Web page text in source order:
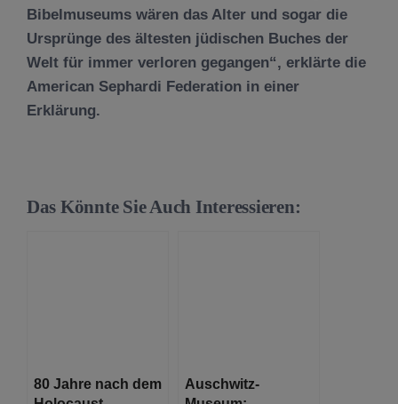
Bibelmuseums wären das Alter und sogar die
Ursprünge des ältesten jüdischen Buches der
Welt für immer verloren gegangen“, erklärte die
American Sephardi Federation in einer
Erklärung.
Das Könnte Sie Auch Interessieren:
80 Jahre nach dem
Auschwitz-